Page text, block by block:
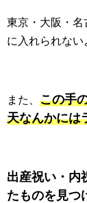
東京・大阪・
に入れられな
また、 この手
天なんかには
出産祝い・内
たものを見つ